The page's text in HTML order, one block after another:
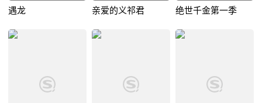
遇龙 亲爱的义祁君 绝世千金第一季